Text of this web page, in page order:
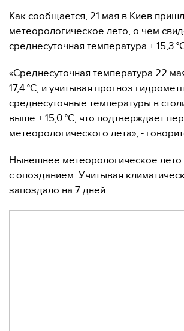
Как сообщается, 21 мая в Киев
метеорологическое лето, о чем
среднесуточная температура + 15,3
«Среднесуточная температура 22
17,4 °С, и учитывая прогноз
среднесуточные температуры в
выше + 15,0 °С, что подтверждает
метеорологического лета», -
Нынешнее метеорологическое
с опозданием. Учитывая
запоздало на 7 дней.